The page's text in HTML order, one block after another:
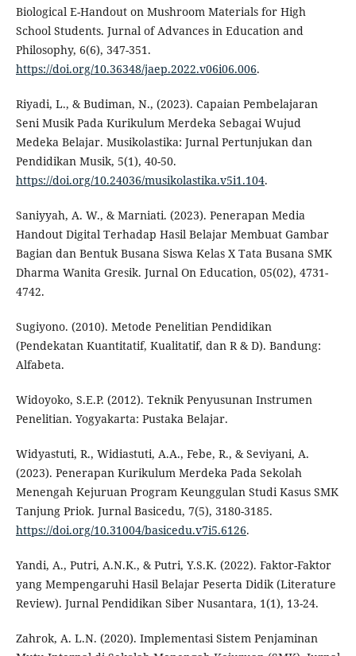
Biological E-Handout on Mushroom Materials for High
School Students. Jurnal of Advances in Education and
Philosophy, 6(6), 347-351.
https://doi.org/10.36348/jaep.2022.v06i06.006.
Riyadi, L., & Budiman, N., (2023). Capaian Pembelajaran
Seni Musik Pada Kurikulum Merdeka Sebagai Wujud
Medeka Belajar. Musikolastika: Jurnal Pertunjukan dan
Pendidikan Musik, 5(1), 40-50.
https://doi.org/10.24036/musikolastika.v5i1.104.
Saniyyah, A. W., & Marniati. (2023). Penerapan Media
Handout Digital Terhadap Hasil Belajar Membuat Gambar
Bagian dan Bentuk Busana Siswa Kelas X Tata Busana SMK
Dharma Wanita Gresik. Jurnal On Education, 05(02), 4731-
4742.
Sugiyono. (2010). Metode Penelitian Pendidikan
(Pendekatan Kuantitatif, Kualitatif, dan R & D). Bandung:
Alfabeta.
Widoyoko, S.E.P. (2012). Teknik Penyusunan Instrumen
Penelitian. Yogyakarta: Pustaka Belajar.
Widyastuti, R., Widiastuti, A.A., Febe, R., & Seviyani, A.
(2023). Penerapan Kurikulum Merdeka Pada Sekolah
Menengah Kejuruan Program Keunggulan Studi Kasus SMK
Tanjung Priok. Jurnal Basicedu, 7(5), 3180-3185.
https://doi.org/10.31004/basicedu.v7i5.6126.
Yandi, A., Putri, A.N.K., & Putri, Y.S.K. (2022). Faktor-Faktor
yang Mempengaruhi Hasil Belajar Peserta Didik (Literature
Review). Jurnal Pendidikan Siber Nusantara, 1(1), 13-24.
Zahrok, A. L.N. (2020). Implementasi Sistem Penjaminan